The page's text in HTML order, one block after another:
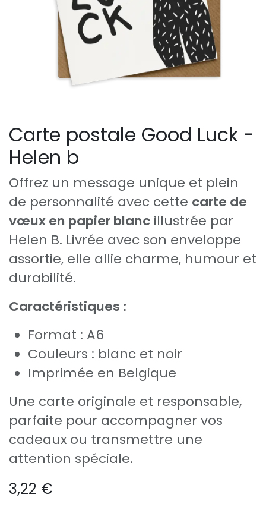
Carte postale Good Luck -
Helen b
Offrez un message unique et plein
de personnalité avec cette carte de
vœux en papier blanc illustrée par
Helen B. Livrée avec son enveloppe
assortie, elle allie charme, humour et
durabilité.
Caractéristiques :
Format : A6
Couleurs : blanc et noir
Imprimée en Belgique
Une carte originale et responsable,
parfaite pour accompagner vos
cadeaux ou transmettre une
attention spéciale.
3,22 €